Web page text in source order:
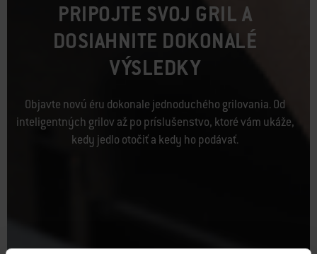
PRIPOJTE SVOJ GRIL A
DOSIAHNITE DOKONALÉ
VÝSLEDKY
Objavte novú éru dokonale jednoduchého grilovania. Od
inteligentných grilov až po príslušenstvo, ktoré vám ukáže,
kedy jedlo otočiť a kedy ho podávať.